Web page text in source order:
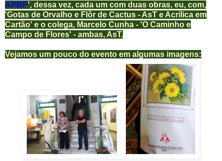
APBP', dessa vez, cada um com duas obras, eu, com,
'Gotas de Orvalho e Flôr de Cactus - AsT e Acrílica em
Cartão' e o colega, Marcelo Cunha - 'O Caminho e
Campo de Flores' - ambas, AsT.
Vejamos um pouco do evento em algumas imagens: